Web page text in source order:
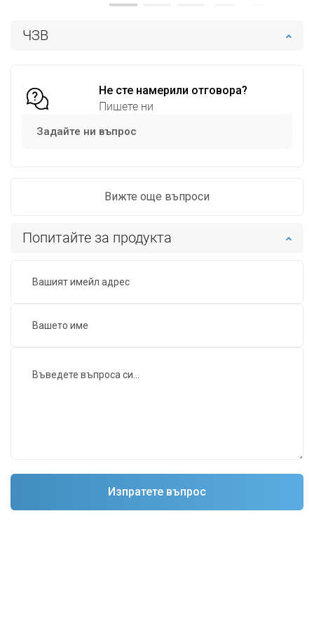
ЧЗВ
Не сте намерили отговора?
Пишете ни
Задайте ни въпрос
Вижте още въпроси
Попитайте за продукта
Добави в количката Добави в количката